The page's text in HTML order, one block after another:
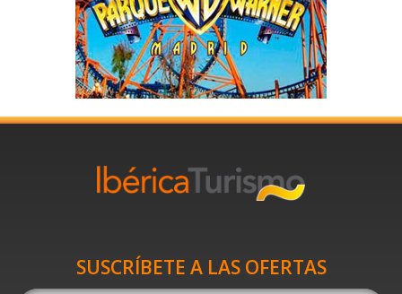
SUSCRÍBETE A LAS OFERTAS